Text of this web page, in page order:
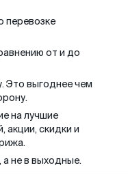
перевозке
от и до
Это выгоднее чем
на лучшие
акции, скидки и
а не в выходные.